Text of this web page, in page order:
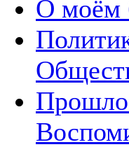
О моём